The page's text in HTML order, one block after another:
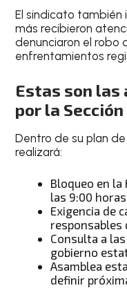
El sindicato
más recibieron
denunciaron el robo
enfrentamientos
Estas son las
por la Sección
Dentro de su plan
realizará:
Bloqueo en la
las 9:00 horas
Exigencia de
responsables
Consulta a
gobierno
Asamblea
definir